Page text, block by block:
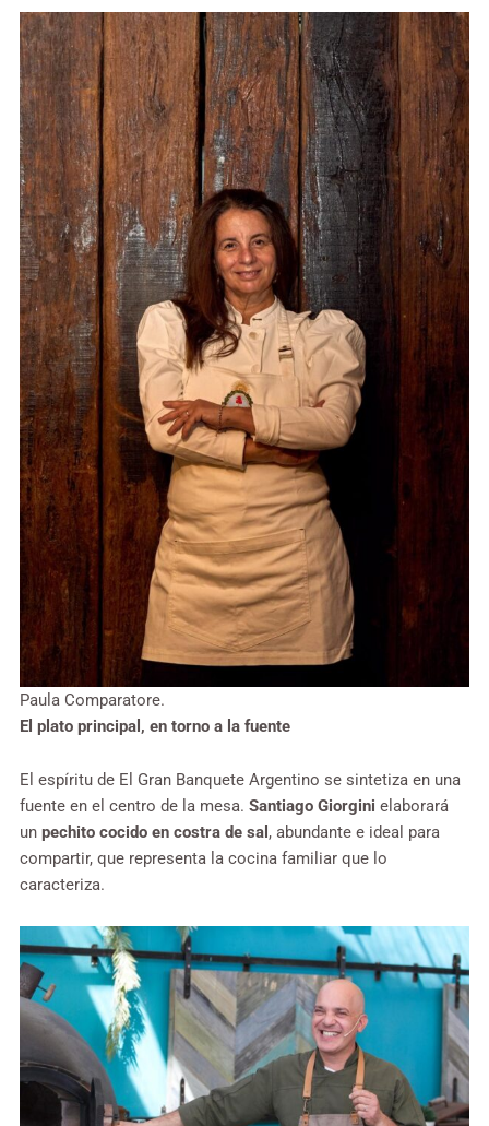
Paula Comparatore.
El plato principal, en torno a la fuente
El espíritu de El Gran Banquete Argentino se sintetiza en una
fuente en el centro de la mesa. Santiago Giorgini elaborará
un pechito cocido en costra de sal , abundante e ideal para
compartir, que representa la cocina familiar que lo
caracteriza.